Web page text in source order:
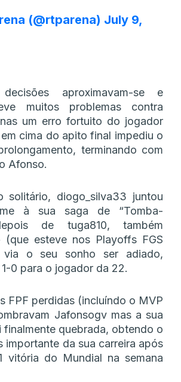
(@rtparena) July 9,
aproximavam-se e
muitos problemas contra
um erro fortuito do jogador
cima do apito final impediu o
terminando com
Afonso.
solitário, diogo_silva33 juntou
à sua saga de “Tomba-
de tuga810, também
(que esteve nos Playoffs FGS
via o seu sonho ser adiado,
0 para o jogador da 22.
FPF perdidas (incluíndo o MVP
Jafonsogv mas a sua
finalmente quebrada, obtendo o
importante da sua carreira após
vitória do Mundial na semana